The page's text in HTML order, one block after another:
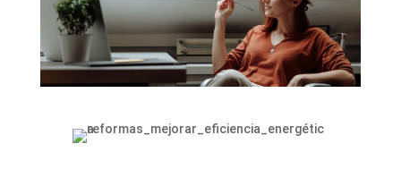
REFORMAS PARA MEJORAR LA EFICIENCIA